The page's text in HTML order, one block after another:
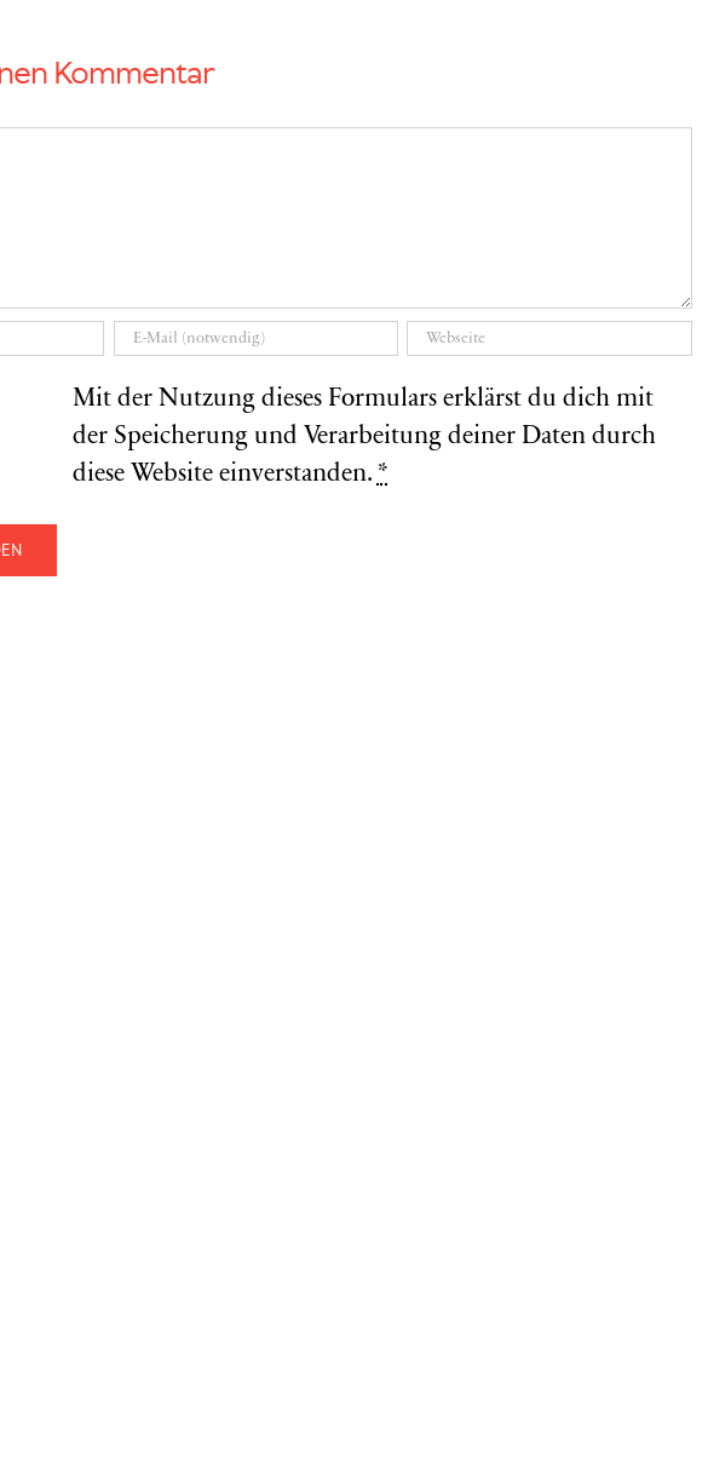
Kommentar
Mit der Nutzung dieses Formulars erklärst du dich mit
der Speicherung und Verarbeitung deiner Daten durch
diese Website einverstanden. *